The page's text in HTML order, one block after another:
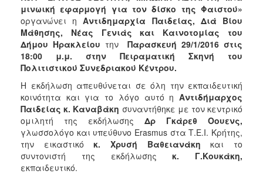
2011
2010
2006
ΔΗΜΟΤΗΣ
ΕΠΙΣΚΕΠΤΗΣ
ΗΡΑΚΛΕΙΟ
μινωική εφαρμογή για τον δίσκο της Φαιστού»
οργανώνει ηΑντιδημαρχία Παιδείας, Διά Βίου
Μάθησης, Νέας Γενιάς και Καινοτομίας του
Δήμου Ηρακλείου τηνΠαρασκευή 29/1/2016 στις
18:00 μ.μ. στην Πειραματική Σκηνή του
Πολιτιστικού Συνεδριακού Κέντρου.
Η εκδήλωση απευθύνεται σε όλη την εκπαιδευτική
κοινότητα και για το λόγο αυτό η Αντιδήμαρχος
Παιδείας κ. Καναβάκη συναντήθηκε με τον κεντρικό
ομιλητή της εκδήλωσης Δρ Γκάρεθ Οουενς,
γλωσσολόγο και υπεύθυνο Erasmus στα Τ.Ε.Ι. Κρήτης,
την εικαστικόκ. Χρυσή Βαθειανάκηκαι το
συντονιστή της εκδήλωσηςκ. Γ.Κουκάκη,
εκπαιδευτικό.